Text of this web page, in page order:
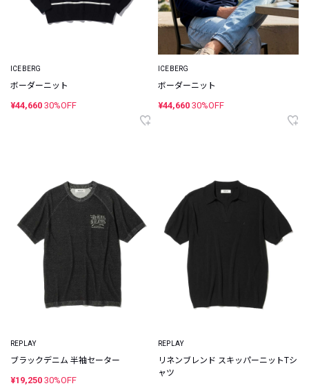
ICEBERG
ボーダーニット
¥44,660 30%OFF
ICEBERG
ボーダーニット
¥44,660 30%OFF
REPLAY
ブラックデニム 半袖セーター
¥19,250 30%OFF
REPLAY
リネンブレンド スキッパーニットTシ
ャツ